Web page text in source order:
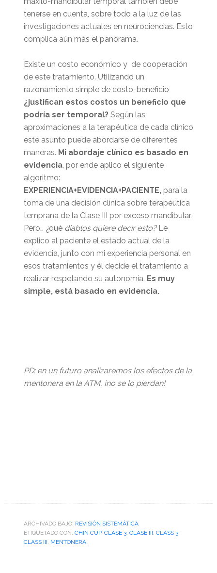
tenerse en cuenta, sobre todo a la luz de las
investigaciones actuales en neurociencias. Esto
complica aún más el panorama.
Existe un costo económico y de cooperación
de este tratamiento. Utilizando un
razonamiento simple de costo-beneficio
¿justifican estos costos un beneficio que
podría ser temporal? Según las
aproximaciones a la terapéutica de cada clínico
este asunto puede abordarse de diferentes
maneras. Mi abordaje clínico es basado en
evidencia, por ende aplico el siguiente
algoritmo:
EXPERIENCIA+EVIDENCIA+PACIENTE, para la
toma de una decisión clínica sobre terapéutica
temprana de la Clase III por exceso mandibular.
Pero… ¿quédiablos quiere decir esto? Le
explico al paciente el estado actual de la
evidencia, junto con mi experiencia personal en
esos tratamientos y él decide el tratamiento a
realizar respetando su autonomía. Es muy
simple, está basado en evidencia.
PD: en un futuro analizaremos los efectos de la
mentonera en la ATM, ¡no se lo pierdan!
ARCHIVADO BAJO: REVISIÓN SISTEMÁTICA
ETIQUETADO CON: CHIN CUP, CLASE 3, CLASE III, CLASS 3,
CLASS III, MENTONERA